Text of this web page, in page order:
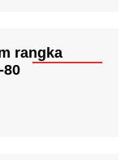
rangka
80